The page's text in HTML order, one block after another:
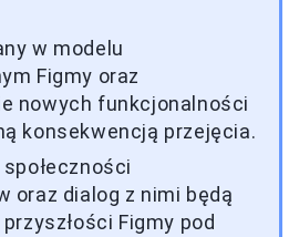
w modelu
Figmy oraz
nowych funkcjonalności
konsekwencją przejęcia.
oraz dialog z nimi będą
Figmy pod